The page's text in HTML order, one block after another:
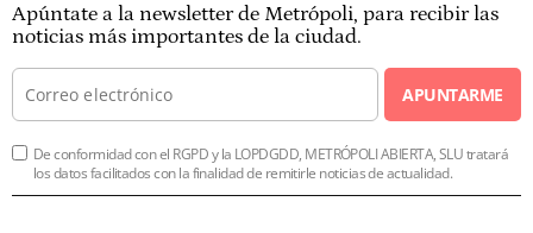
Apúntate a la newsletter de Metrópoli, para recibir las
noticias más importantes de la ciudad.
APUNTARME
De conformidad con el RGPD y la LOPDGDD, METRÓPOLI ABIERTA, SLU tratará
los datos facilitados con la finalidad de remitirle noticias de actualidad.